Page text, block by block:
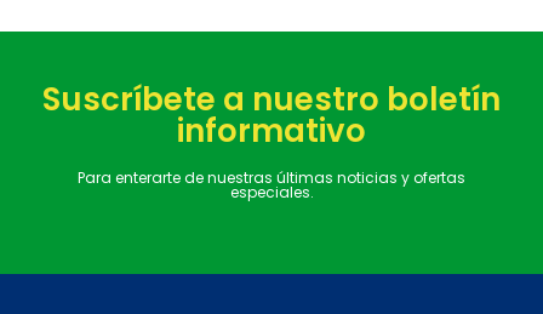
Suscríbete a nuestro boletín
informativo
Para enterarte de nuestras últimas noticias y ofertas
especiales.